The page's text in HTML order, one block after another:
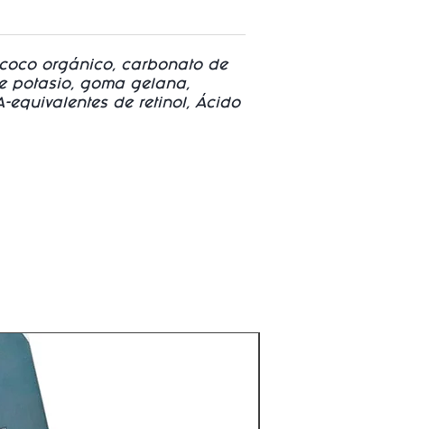
orgánico, carbonato de
potasio, goma gelana,
equivalentes de retinol, Ácido